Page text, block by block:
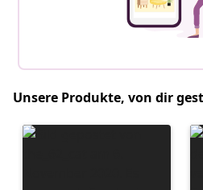
Unsere Produkte, von dir